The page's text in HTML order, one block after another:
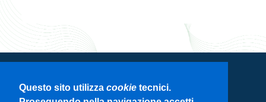
Questo sito utilizza cookie tecnici.
Servizio di autenticazione di Regione
Lombardia